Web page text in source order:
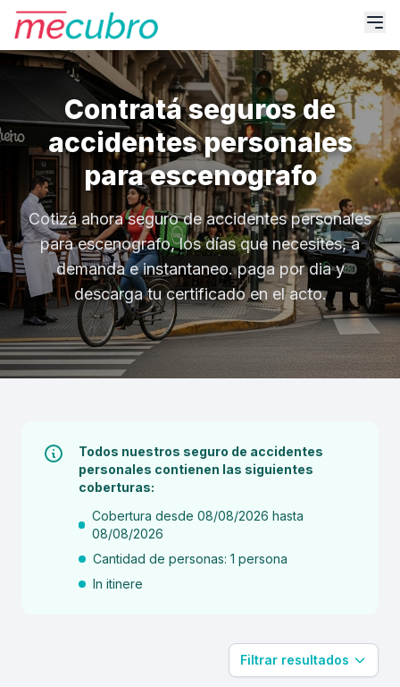
Contratá seguros de
accidentes personales
para escenografo
Cotizá ahora seguro de accidentes personales
para escenografo, los días que necesites, a
demanda e instantaneo. paga por dia y
descarga tu certificado en el acto.
Todos nuestros seguro de accidentes
personales contienen las siguientes
coberturas:
Cobertura desde 08/08/2026 hasta
08/08/2026
Cantidad de personas: 1 persona
In itinere
Filtrar resultados